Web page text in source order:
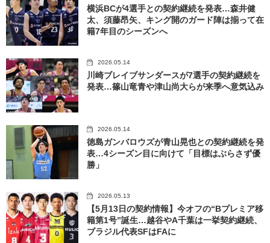
横浜BCが4選手との契約継続を発表…森井健
太、須藤昂矢、キング開のガード陣は揃って在
籍7年目のシーズンへ
2026.05.14
川崎ブレイブサンダースが7選手の契約継続を
発表…篠山竜青や津山尚大らが来季へ意気込み
2026.05.14
徳島ガンバロウズが青山晃也との契約継続を発
表…4シーズン目に向けて「目標はぶらさず優
勝」
2026.05.13
【5月13日の契約情報】今オフの“Bプレミア移
籍第1号”誕生…越谷やA千葉は一挙契約継続、
ブラジル代表SFはFAに